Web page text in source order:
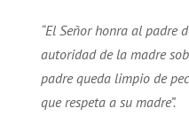
“El Señor honra al padre
autoridad de la madre
padre queda limpio de
que respeta a su madre”.